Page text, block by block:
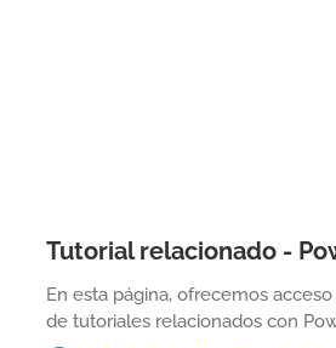
Tutorial relacionado -
En esta página, ofrecemos
de tutoriales relacionados con